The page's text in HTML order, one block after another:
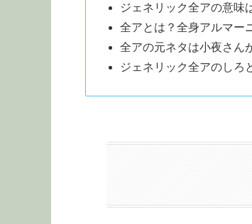
ジェネリック全アの意味
全アとは？全身アルマー
全アの元ネタは小夜さん
ジェネリック全アのしろ